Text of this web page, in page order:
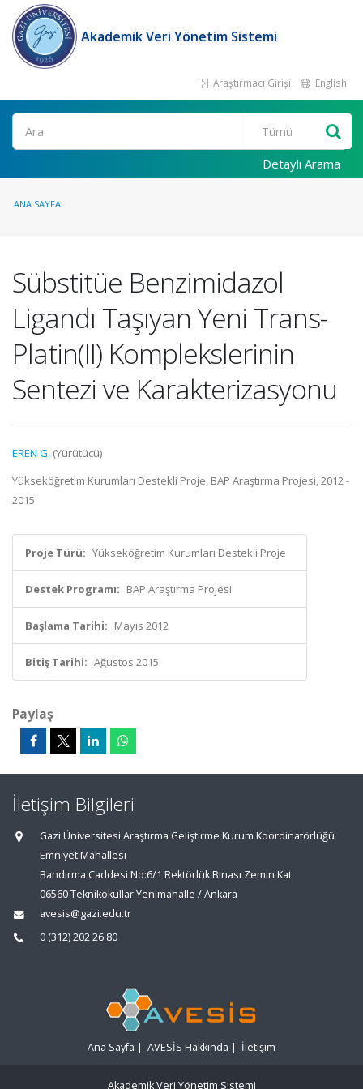
Akademik Veri Yönetim Sistemi
Araştırmacı Girişi English
Ara
Detaylı Arama
ANA SAYFA
Sübstitüe Benzimidazol
Ligandı Taşıyan Yeni Trans-
Platin(II) Komplekslerinin
Sentezi ve Karakterizasyonu
EREN G. (Yürütücü)
Yükseköğretim Kurumları Destekli Proje, BAP Araştırma Projesi, 2012 -
2015
Proje Türü: Yükseköğretim Kurumları Destekli Proje
Destek Programı: BAP Araştırma Projesi
Başlama Tarihi: Mayıs 2012
Bitiş Tarihi: Ağustos 2015
Paylaş
İletişim Bilgileri
Gazi Üniversitesi Araştırma Geliştirme Kurum Koordinatörlüğü
Emniyet Mahallesi
Bandırma Caddesi No:6/1 Rektörlük Binası Zemin Kat
06560 Teknikokullar Yenimahalle / Ankara
avesis@gazi.edu.tr
0 (312) 202 26 80
Ana Sayfa | AVESİS Hakkında | İletişim
Akademik Veri Yönetim Sistemi